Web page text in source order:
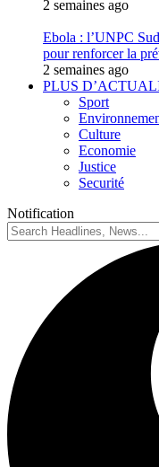
2 semaines ago
Ebola : l’UNPC
pour renforcer la
2 semaines ago
PLUS
Sport
Culture
Economie
Justice
Securité
Notification